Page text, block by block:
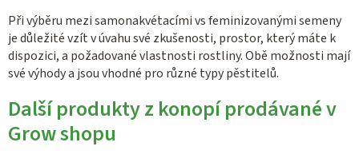
Při výběru mezi samonakvétacími vs feminizovanými semeny
je důležité vzít v úvahu své zkušenosti, prostor, který máte k
dispozici, a požadované vlastnosti rostliny. Obě možnosti mají
své výhody a jsou vhodné pro různé typy pěstitelů.
Další produkty z konopí prodávané v
Grow shopu